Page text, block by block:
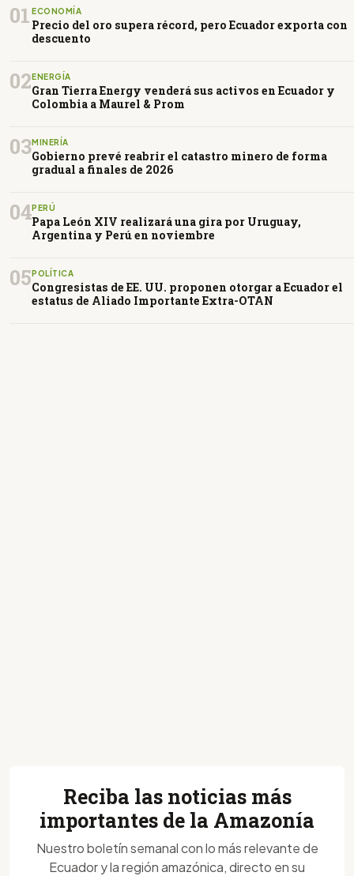
01 ECONOMÍA
Precio del oro supera récord, pero Ecuador exporta con
descuento
02ENERGÍA
Gran Tierra Energy venderá sus activos en Ecuador y
Colombia a Maurel & Prom
03MINERÍA
Gobierno prevé reabrir el catastro minero de forma
gradual a finales de 2026
04PERÚ
Papa León XIV realizará una gira por Uruguay,
Argentina y Perú en noviembre
05POLÍTICA
Congresistas de EE. UU. proponen otorgar a Ecuador el
estatus de Aliado Importante Extra-OTAN
Reciba las noticias más
importantes de la Amazonía
Nuestro boletín semanal con lo más relevante de
Ecuador y la región amazónica, directo en su